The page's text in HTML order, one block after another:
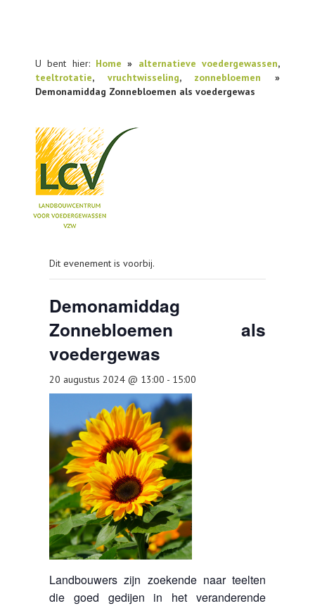
U bent hier: Home » alternatieve voedergewassen,
teeltrotatie, vruchtwisseling, zonnebloemen »
Demonamiddag Zonnebloemen als voedergewas
PRAKTIJKONDERZOEK
PUBLICATIES
TOOLS
AGENDA
OVER LCV
CONTACT
Dit evenement is voorbij.
Demonamiddag
Zonnebloemen als
voedergewas
20 augustus 2024 @ 13:00 - 15:00
Landbouwers zijn zoekende naar teelten
die goed gedijen in het veranderende